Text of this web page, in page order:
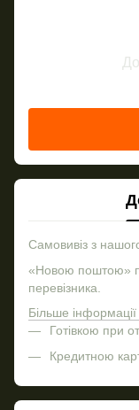
Самовивіз з
«Новою поштою»
перевізника.
Більше
Готівкою при
Кредитною